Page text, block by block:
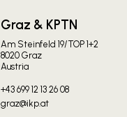
Graz & KPTN
Am Steinfeld 19/TOP 1+2
8020 Graz
Austria
+43 699 12 13 26 08
graz@ikp.at